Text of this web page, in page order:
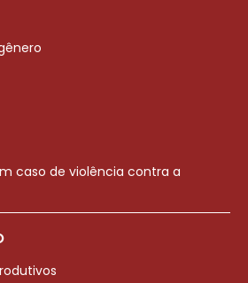
caso de violência contra a